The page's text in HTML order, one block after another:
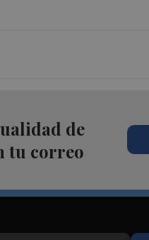
de
tu correo